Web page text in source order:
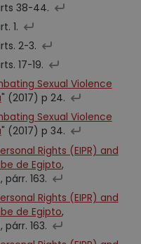
38-44.
1.
2-3.
17-19.
Sexual Violence
" (2017) p 24.
Sexual Violence
" (2017) p 34.
Rights (EIPR) and
de Egipto,
163.
Rights (EIPR) and
de Egipto,
163.